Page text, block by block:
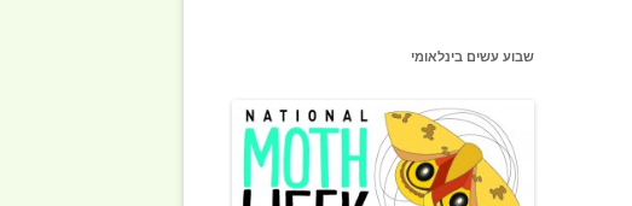
שבוע עשים בינלאומי